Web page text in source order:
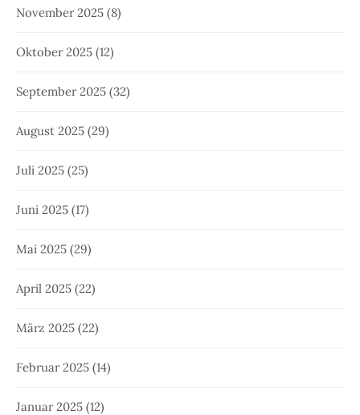
November 2025 (8)
Oktober 2025 (12)
September 2025 (32)
August 2025 (29)
Juli 2025 (25)
Juni 2025 (17)
Mai 2025 (29)
April 2025 (22)
März 2025 (22)
Februar 2025 (14)
Januar 2025 (12)